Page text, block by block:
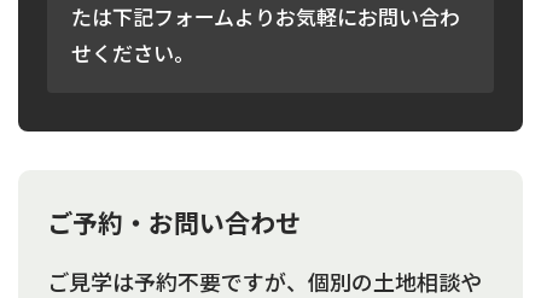
たは下記フォームよりお気軽にお問い合わ
せください。
ご予約・お問い合わせ
ご見学は予約不要ですが、個別の土地相談や